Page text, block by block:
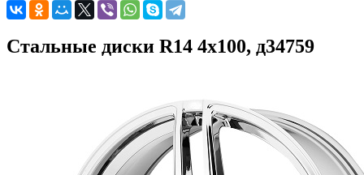
Стальные диски R14 4x100, д34759